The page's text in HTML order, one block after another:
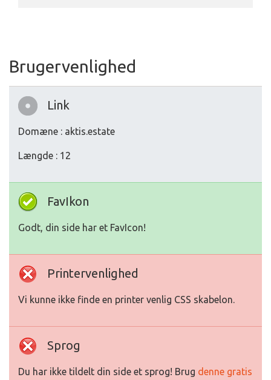
Brugervenlighed
Link
Domæne : aktis.estate
Længde : 12
FavIkon
Godt, din side har et FavIcon!
Printervenlighed
Vi kunne ikke finde en printer venlig CSS skabelon.
Sprog
Du har ikke tildelt din side et sprog! Brug denne gratis